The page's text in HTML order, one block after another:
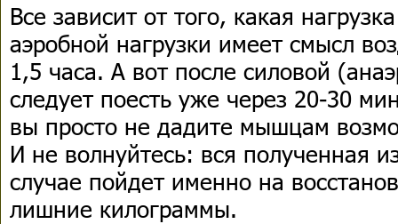
Все зависит от того, какая
аэробной нагрузки имеет смысл
1,5 часа. А вот после силовой
следует поесть уже через 20-30
вы просто не дадите мышцам
И не волнуйтесь: вся полученная
случае пойдет именно на
лишние килограммы.